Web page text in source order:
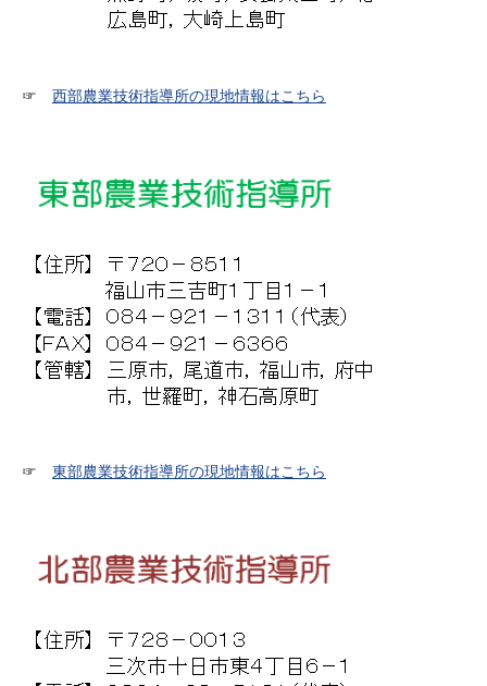
☞ 西部農業技術指導所の現地情報はこちら
☞ 東部農業技術指導所の現地情報はこちら